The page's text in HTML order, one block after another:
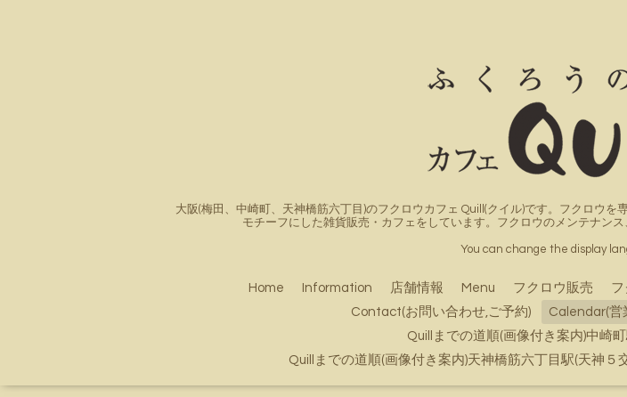
大阪(梅田、中崎町、天神橋筋六丁目)のフクロウカフェ Quill(クイル)です。フクロウ
モチーフにした雑貨販売・カフェをしています。フクロウのメンテナン
You can change the display
Home Information 店舗情報 Menu フクロウ販売
Contact(お問い合わせ,ご予約)
Calendar(営
Quillまでの道順(画像付き案内)中崎
Quillまでの道順(画像付き案内)天神橋筋六丁目駅(天神５